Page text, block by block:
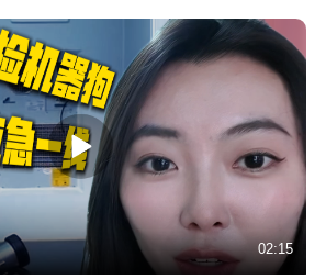
02:15